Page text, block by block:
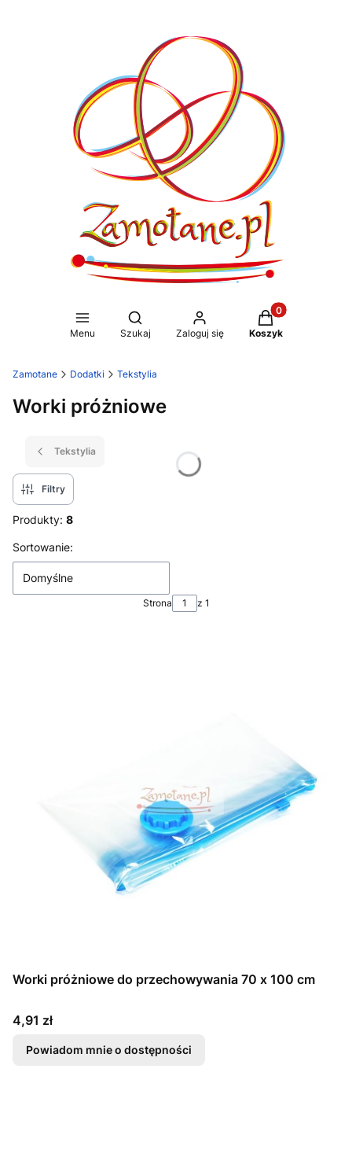
Menu
Otwórz wyszukiwarkę
Szukaj Zaloguj się
Produkty w
Koszyk
Zamotane Dodatki Tekstylia
Worki próżniowe
Tekstylia
Filtry
Produkty: 8
Lista produktów
Sortowanie:
Domyślne
Strona z 1
Worki próżniowe do przechowywania 70 x 100 cm
Cena
4,91 zł
Powiadom mnie o dostępności